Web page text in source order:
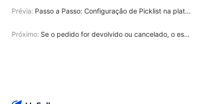
Prévia: Passo a Passo: Configuração de Picklist na plataforma da Upseller
Próximo: Se o pedido for devolvido ou cancelado, o estoque será reposto automaticamente?